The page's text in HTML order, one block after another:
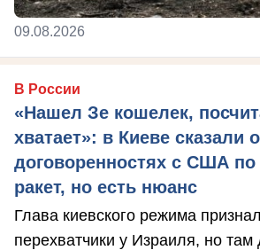
09.08.2026
В России
«Нашел Зе кошелек,
хватает»: в Киеве сказали
договоренностях с США по
ракет, но есть нюанс
Глава киевского режима
перехватчики у Израиля, но там